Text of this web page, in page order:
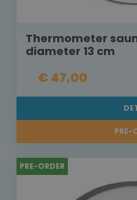
Thermometer
diameter 13 cm
€ 47,00
PRE-
PRE-ORDER